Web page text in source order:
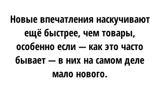
Новые впечатления наскучивают
ещё быстрее, чем товары,
особенно если — как это часто
бывает — в них на самом деле
мало нового.